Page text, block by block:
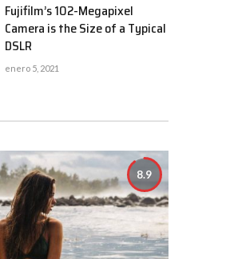
Fujifilm’s 102-Megapixel
Camera is the Size of a Typical
DSLR
enero 5, 2021
8.9